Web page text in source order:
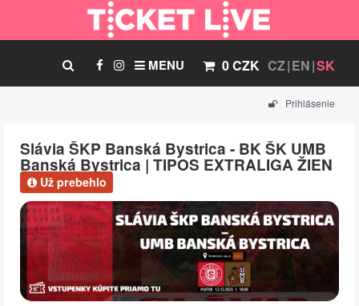
CZ EN SK
0 CZK
MENU
Prihlásenie
Slávia ŠKP Banská Bystrica - BK ŠK UMB
Banská Bystrica | TIPOS EXTRALIGA ŽIEN
Už prebehlo